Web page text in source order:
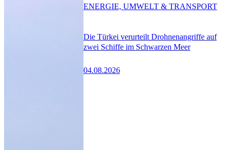
Die Türkei verurteilt Drohnenangriffe auf
zwei Schiffe im Schwarzen Meer
04.08.2026
ENERGIE, UMWELT & TRANSPORT